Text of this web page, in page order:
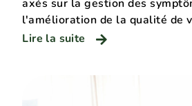
axés sur la gestion des
l'amélioration de la qualité de
Lire la suite